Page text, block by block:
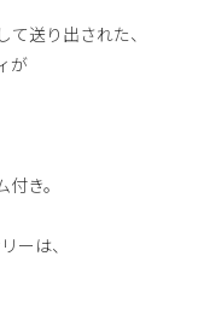
送り出された、
が
き。
ーは、